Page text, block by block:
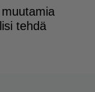
tehdä